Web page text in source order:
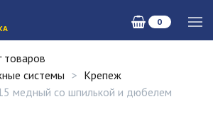
0
товаров
системы
Крепеж
медный со шпилькой и дюбелем